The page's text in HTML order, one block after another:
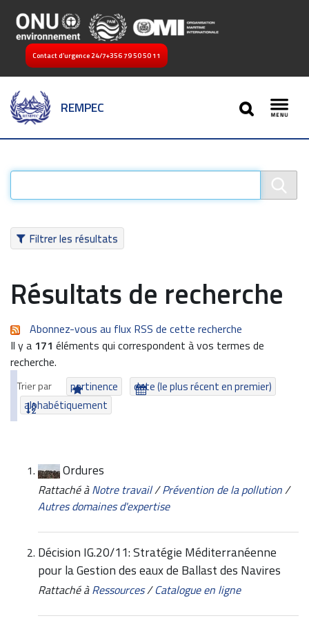
Contact d’urgence 24/7+356 79 50 50 11
REMPEC
SEARCH
Filtrer les résultats
Résultats de recherche
Abonnez-vous au flux RSS de cette recherche
Il y a 171 éléments qui correspondent à vos termes de
recherche.
Trier par pertinence
date (le plus récent en premier)
alphabétiquement
Ordures
Rattaché à Notre travail/Prévention de la pollution/
Autres domaines d'expertise
Décision IG.20/11: Stratégie Méditerranéenne
pour la Gestion des eaux de Ballast des Navires
Rattaché à Ressources/Catalogue en ligne